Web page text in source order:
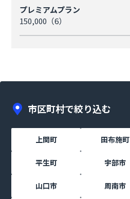
プレミアムプラン
150,000（6）
市区町村で絞り込む
上関町 田布施町
平生町 宇部市
山口市 周南市